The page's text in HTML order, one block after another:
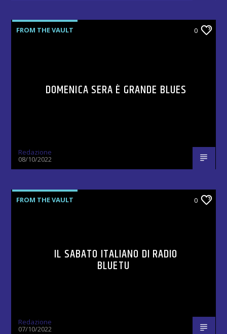
FROM THE VAULT 0
DOMENICA SERA È GRANDE BLUES
Redazione
08/10/2022
FROM THE VAULT 0
IL SABATO ITALIANO DI RADIO
BLUETU
Redazione
07/10/2022